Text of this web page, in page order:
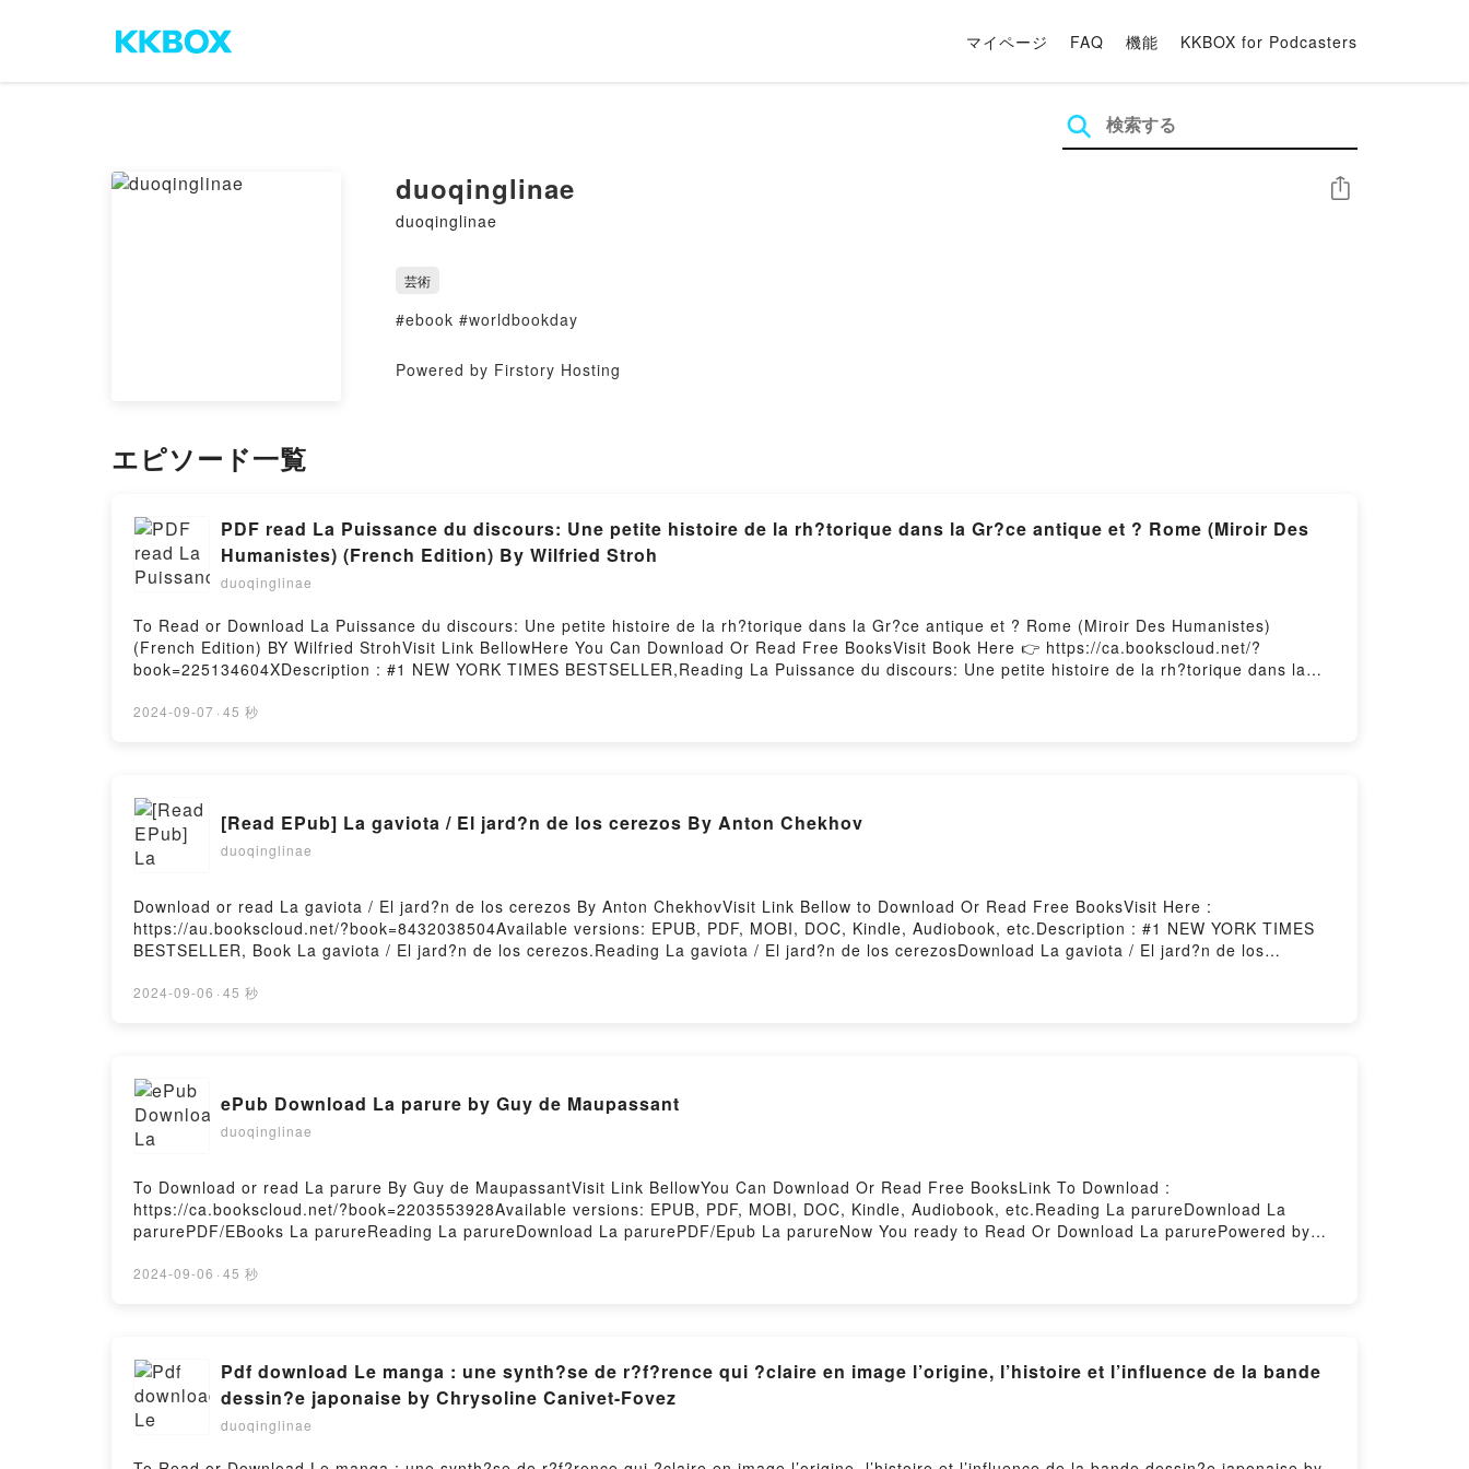
マイページ FAQ 機能 KKBOX for Podcasters
duoqinglinae
duoqinglinae
シェア
芸術
#ebook #worldbookday
Powered by Firstory Hosting
エピソード一覧
PDF read La Puissance du discours: Une petite histoire de la rh?torique dans la Gr?ce antique et ? Rome (Miroir Des
Humanistes) (French Edition) By Wilfried Stroh
duoqinglinae
To Read or Download La Puissance du discours: Une petite histoire de la rh?torique dans la Gr?ce antique et ? Rome (Miroir Des Humanistes)
(French Edition) BY Wilfried StrohVisit Link BellowHere You Can Download Or Read Free BooksVisit Book Here 👉 https://ca.bookscloud.net/?
book=225134604XDescription : #1 NEW YORK TIMES BESTSELLER,Reading La Puissance du discours: Une petite histoire de la rh?torique dans la
Gr?ce antique et ? Rome (Miroir Des Humanistes) (French Edition)PDF/Epub La Puissance du discours: Une petite histoire de la rh?torique dans la
2024-09-07 · 45 秒
[Read EPub] La gaviota / El jard?n de los cerezos By Anton Chekhov
duoqinglinae
Download or read La gaviota / El jard?n de los cerezos By Anton ChekhovVisit Link Bellow to Download Or Read Free BooksVisit Here :
https://au.bookscloud.net/?book=8432038504Available versions: EPUB, PDF, MOBI, DOC, Kindle, Audiobook, etc.Description : #1 NEW YORK TIMES
BESTSELLER, Book La gaviota / El jard?n de los cerezos.Reading La gaviota / El jard?n de los cerezosDownload La gaviota / El jard?n de los
Hosting
2024-09-06 · 45 秒
ePub Download La parure by Guy de Maupassant
duoqinglinae
To Download or read La parure By Guy de MaupassantVisit Link BellowYou Can Download Or Read Free BooksLink To Download :
https://ca.bookscloud.net/?book=2203553928Available versions: EPUB, PDF, MOBI, DOC, Kindle, Audiobook, etc.Reading La parureDownload La
parurePDF/EBooks La parureReading La parureDownload La parurePDF/Epub La parureNow You ready to Read Or Download La parurePowered by
2024-09-06 · 45 秒
Pdf download Le manga : une synth?se de r?f?rence qui ?claire en image l’origine, l’histoire et l’influence de la bande
dessin?e japonaise by Chrysoline Canivet-Fovez
duoqinglinae